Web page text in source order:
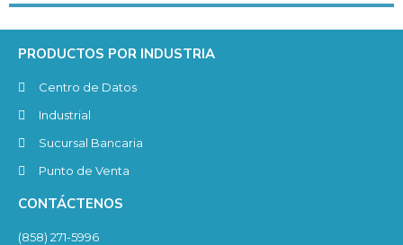
PRODUCTOS POR INDUSTRIA
Centro de Datos
Industrial
Sucursal Bancaria
Punto de Venta
CONTÁCTENOS
(858) 271-5996